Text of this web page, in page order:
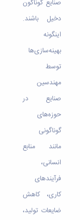
صنایع گوناگون
دخیل باشند.
اینگونه
بهینه‌سا‌زی‌ها
توسط
مهندسین
صنایع در
حوزه‌های
گوناگونی
مانند منابع
انسانی،
فرآیندهای
کاری، کاهش
ضایعات تولید،